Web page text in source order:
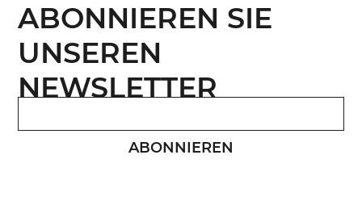
ABONNIEREN
ABONNIEREN SIE
UNSEREN
NEWSLETTER